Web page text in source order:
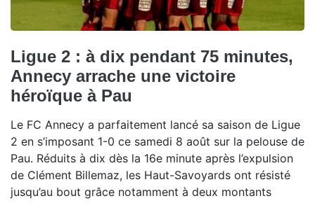
Ligue 2 : à dix pendant 75 minutes,
Annecy arrache une victoire
héroïque à Pau
Le FC Annecy a parfaitement lancé sa saison de Ligue
2 en s’imposant 1-0 ce samedi 8 août sur la pelouse de
Pau. Réduits à dix dès la 16e minute après l’expulsion
de Clément Billemaz, les Haut-Savoyards ont résisté
jusqu’au bout grâce notamment à deux montants